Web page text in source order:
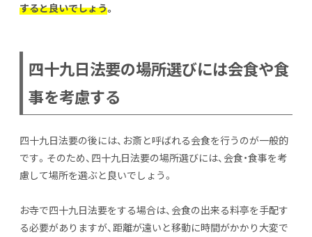
すると良いでしょう。
四十九日法要の場所選びには会食や食
事を考慮する
四十九日法要の後には、お斎と呼ばれる会食を行うのが一般的
です。そのため、四十九日法要の場所選びには、会食・食事を考
慮して場所を選ぶと良いでしょう。
お寺で四十九日法要をする場合は、会食の出来る料亭を手配す
る必要がありますが、距離が遠いと移動に時間がかかり大変で